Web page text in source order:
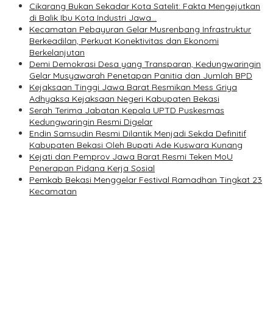
Cikarang Bukan Sekadar Kota Satelit: Fakta Mengejutkan
di Balik Ibu Kota Industri Jawa…
Kecamatan Pebayuran Gelar Musrenbang Infrastruktur
Berkeadilan, Perkuat Konektivitas dan Ekonomi
Berkelanjutan
Demi Demokrasi Desa yang Transparan, Kedungwaringin
Gelar Musyawarah Penetapan Panitia dan Jumlah BPD
Kejaksaan Tinggi Jawa Barat Resmikan Mess Griya
Adhyaksa Kejaksaan Negeri Kabupaten Bekasi
Serah Terima Jabatan Kepala UPTD Puskesmas
Kedungwaringin Resmi Digelar
Endin Samsudin Resmi Dilantik Menjadi Sekda Definitif
Kabupaten Bekasi Oleh Bupati Ade Kuswara Kunang
Kejati dan Pemprov Jawa Barat Resmi Teken MoU
Penerapan Pidana Kerja Sosial
Pemkab Bekasi Menggelar Festival Ramadhan Tingkat 23
Kecamatan